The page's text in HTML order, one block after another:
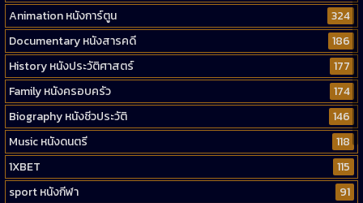
Animation หนังการ์ตูน
324
Documentary หนังสารคดี
186
History หนังประวัติศาสตร์
177
Family หนังครอบครัว
174
Biography หนังชีวประวัติ
146
Music หนังดนตรี
118
1XBET
115
sport หนังกีฬา
91